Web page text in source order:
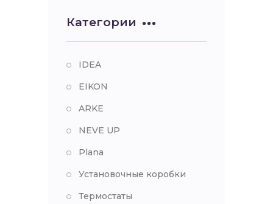
Категории
IDEA
EIKON
ARKE
NEVE UP
Plana
Установочные коробки
Термостаты